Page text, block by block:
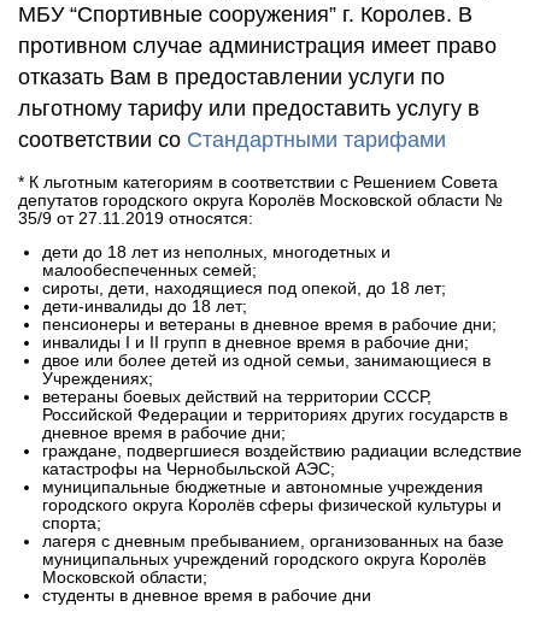
МБУ “Спортивные сооружения” г. Королев. В
противном случае администрация имеет право
отказать Вам в предоставлении услуги по
льготному тарифу или предоставить услугу в
соответствии со Стандартными тарифами
* К льготным категориям в соответствии с Решением Совета
депутатов городского округа Королёв Московской области №
35/9 от 27.11.2019 относятся:
дети до 18 лет из неполных, многодетных и
малообеспеченных семей;
сироты, дети, находящиеся под опекой, до 18 лет;
дети-инвалиды до 18 лет;
пенсионеры и ветераны в дневное время в рабочие дни;
инвалиды I и II групп в дневное время в рабочие дни;
двое или более детей из одной семьи, занимающиеся в
Учреждениях;
ветераны боевых действий на территории СССР,
Российской Федерации и территориях других государств в
дневное время в рабочие дни;
граждане, подвергшиеся воздействию радиации вследствие
катастрофы на Чернобыльской АЭС;
муниципальные бюджетные и автономные учреждения
городского округа Королёв сферы физической культуры и
спорта;
лагеря с дневным пребыванием, организованных на базе
муниципальных учреждений городского округа Королёв
Московской области;
студенты в дневное время в рабочие дни